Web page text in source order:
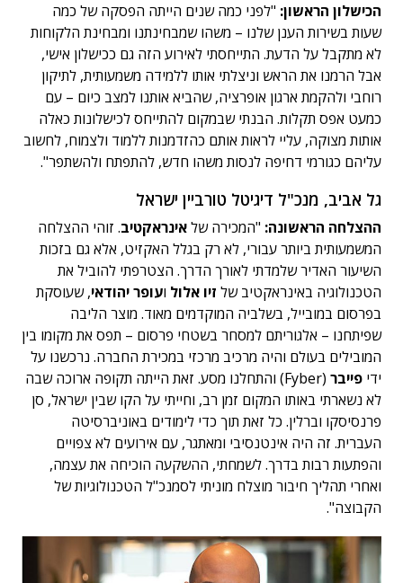
הכישלון הראשון: "לפני כמה שנים הייתה הפסקה של כמה
שעות בשירות הענן שלנו – משהו שמבחינתנו ומבחינת הלקוחות
לא מתקבל על הדעת. התייחסתי לאירוע הזה גם ככישלון אישי,
אבל הרמנו את הראש וניצלתי אותו ללמידה משמעותית, לתיקון
רוחבי ולהקמת ארגון אופרציה, שהביא אותנו למצב כיום – עם
כמעט אפס תקלות. הבנתי שבמקום להתייחס לכישלונות כאלה
אותות מצוקה, עליי לראות אותם כהזדמנות ללמוד ולצמוח, לחשוב
עליהם כגורמי דחיפה לנסות משהו חדש, להתפתח ולהשתפר".
גל אביב, מנכ"ל דיגיטל טורביין ישראל
ההצלחה הראשונה: "המכירה שלאינראקטיב. זוהי ההצלחה
המשמעותית ביותר עבורי, לא רק בגלל האקזיט, אלא גם בזכות
השיעור האדיר שלמדתי לאורך הדרך. הצטרפתי להוביל את
הטכנולוגיה באינראקטיב של זיו אלול ועופר יהודאי, שעוסקת
בפרסום במובייל, בשלביה המוקדמים מאוד. מוצר הליבה
שפיתחנו – אלגוריתם למסחר בשטחי פרסום – תפס את מקומו בין
המובילים בעולם והיה מרכיב מרכזי במכירת החברה. נרכשנו על
ידי פייבר
(Fyber) והתחלנו מסע. זאת הייתה תקופה ארוכה שבה
לא נשארתי באותו המקום זמן רב, וחייתי על הקו שבין ישראל, סן
פרנסיסקו וברלין. כל זאת תוך כדי לימודים באוניברסיטה
העברית. זה היה אינטנסיבי ומאתגר, עם אירועים לא צפויים
והפתעות רבות בדרך. לשמחתי, ההשקעה הוכיחה את עצמה,
ואחרי תהליך חיבור מוצלח מוניתי לסמנכ"ל הטכנולוגיות של
הקבוצה".